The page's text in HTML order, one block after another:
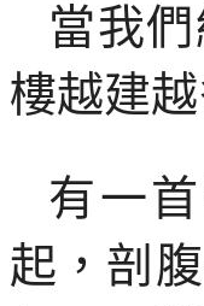
當我
樓越建
有一
起，剖